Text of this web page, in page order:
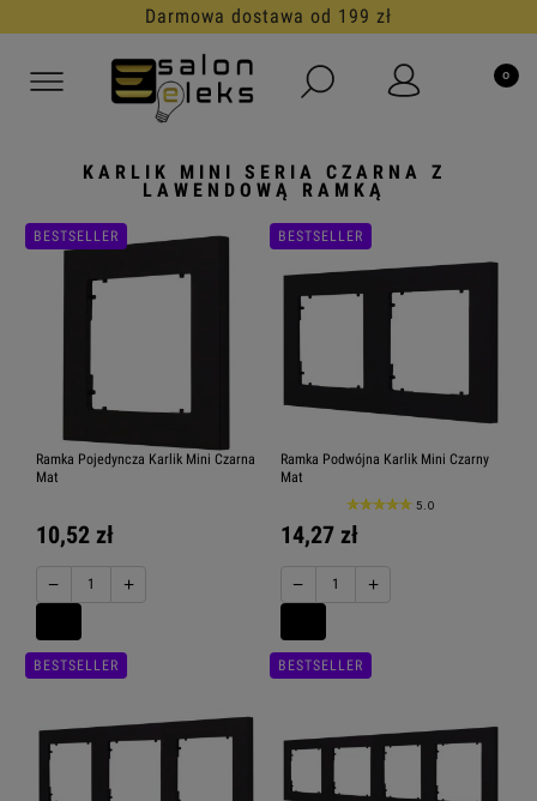
Darmowa dostawa od 199 zł
KARLIK MINI SERIA CZARNA Z
LAWENDOWĄ RAMKĄ
Ramka Pojedyncza Karlik Mini Czarna
Mat
10,52 zł
− +
BESTSELLER
Ramka Podwójna Karlik Mini Czarny
Mat
5.0
14,27 zł
− +
BESTSELLER
BESTSELLER BESTSELLER